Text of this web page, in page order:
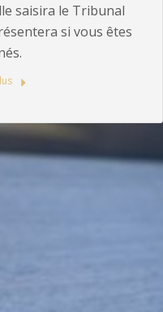
saisira le Tribunal
si vous êtes